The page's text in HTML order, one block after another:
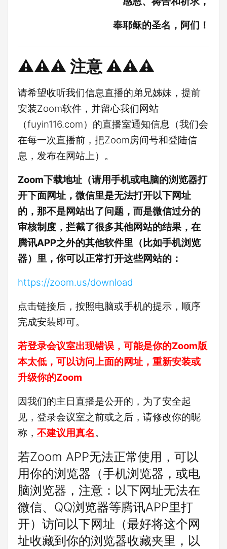
奉耶稣的圣名，阿们！
⚠️⚠️⚠️ 注意 ⚠️⚠️⚠️
请希望收听我们信息直播的弟兄姊妹，提前
安装Zoom软件，并留心我们网站
（fuyin116.com）的直播室通知信息（我们会
在每一次直播前，把Zoom房间号和登陆信
息，发布在网站上）。
Zoom下载地址（请用手机或电脑的浏览器打
开下面网址，微信里是无法打开以下网址
的，那不是网站出了问题，而是微信过分的
审核制度，拦截了很多其他网站的结果，在
腾讯APP之外的其他软件里（比如手机浏览
器）里，你可以正常打开这些网站的：
https://zoom.us/download
点击链接后，按照电脑或手机的提示，顺序
完成安装即可。
若登录会议室出现错误，可能是你的Zoom版
本太低，可以访问上面的网址，重新安装或
升级你的Zoom
因我们的主日直播是公开的，为了安全起
见，登录会议室之前或之后，请修改你的昵
称， 不建议用真名。
若Zoom APP无法正常使用，可以
用你的浏览器（手机浏览器，或电
脑浏览器，注意：以下网址无法在
微信、QQ浏览器等腾讯APP里打
开）访问以下网址（最好将这个网
址收藏到你的浏览器收藏夹里，以